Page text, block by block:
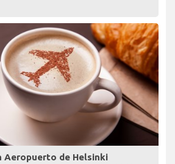
Aeropuerto de Helsinki